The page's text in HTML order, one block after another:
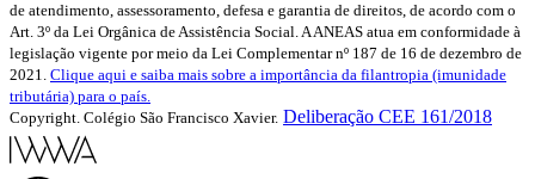
de atendimento, assessoramento, defesa e garantia de direitos, de acordo com o
Art. 3º da Lei Orgânica de Assistência Social. A ANEAS atua em conformidade à
legislação vigente por meio da Lei Complementar nº 187 de 16 de dezembro de
2021. Clique aqui e saiba mais sobre a importância da filantropia (imunidade
tributária) para o país.
Copyright. Colégio São Francisco Xavier. Deliberação CEE 161/2018